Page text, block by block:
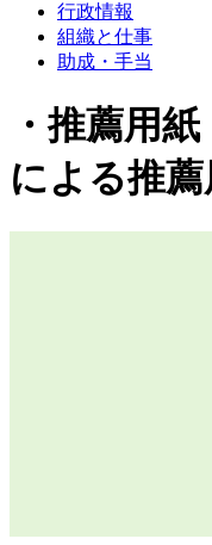
行政情報
組織と仕事
助成・手当
・推薦用
による推薦